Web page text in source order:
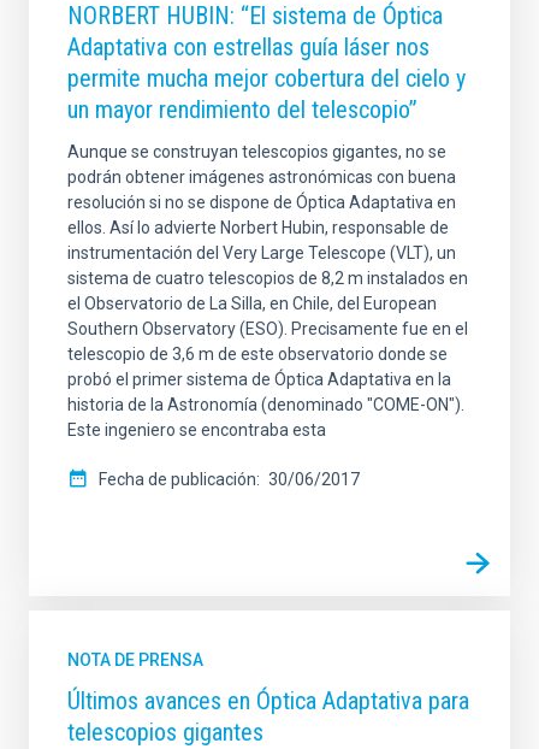
NORBERT HUBIN: “El sistema de Óptica
Adaptativa con estrellas guía láser nos
permite mucha mejor cobertura del cielo y
un mayor rendimiento del telescopio”
Aunque se construyan telescopios gigantes, no se
podrán obtener imágenes astronómicas con buena
resolución si no se dispone de Óptica Adaptativa en
ellos. Así lo advierte Norbert Hubin, responsable de
instrumentación del Very Large Telescope (VLT), un
sistema de cuatro telescopios de 8,2 m instalados en
el Observatorio de La Silla, en Chile, del European
Southern Observatory (ESO). Precisamente fue en el
telescopio de 3,6 m de este observatorio donde se
probó el primer sistema de Óptica Adaptativa en la
historia de la Astronomía (denominado "COME-ON").
Este ingeniero se encontraba esta
Fecha de publicación 30/06/2017
NOTA DE PRENSA
Últimos avances en Óptica Adaptativa para
telescopios gigantes